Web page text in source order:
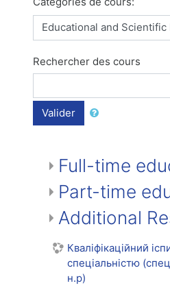
Rechercher des cours
Valider
Full-time
Part-time
Additional
Кваліфікаційний
спеціальністю
н.р)